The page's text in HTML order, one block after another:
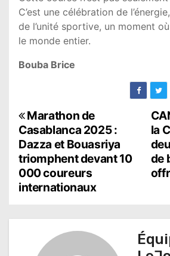
C’est une célébration de
de l’unité sportive, un moment
le monde entier.
Bouba Brice
N
a
v
i
la
de
Marathon de
Casablanca 2025 :
Dazza et Bouasriya
triomphent devant 10
000 coureurs
internationaux